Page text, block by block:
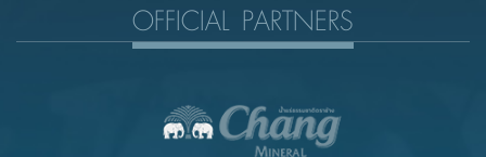
OFFICIAL PARTNERS